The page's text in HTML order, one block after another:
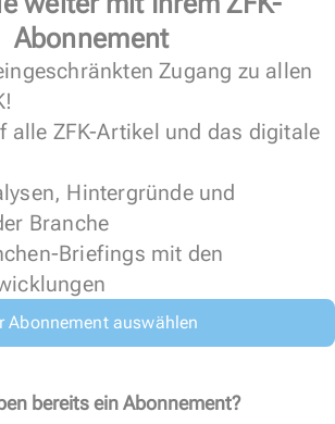
Abonnement
Zugang zu allen
alle ZFK-Artikel und das digitale
Hintergründe und
Branche
Briefings mit den
Abonnement auswählen
bereits ein Abonnement?